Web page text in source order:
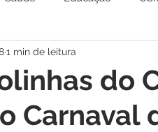
Agricultura e Produção
Campanhas Datas
do
Carnaval
1 min de leitura